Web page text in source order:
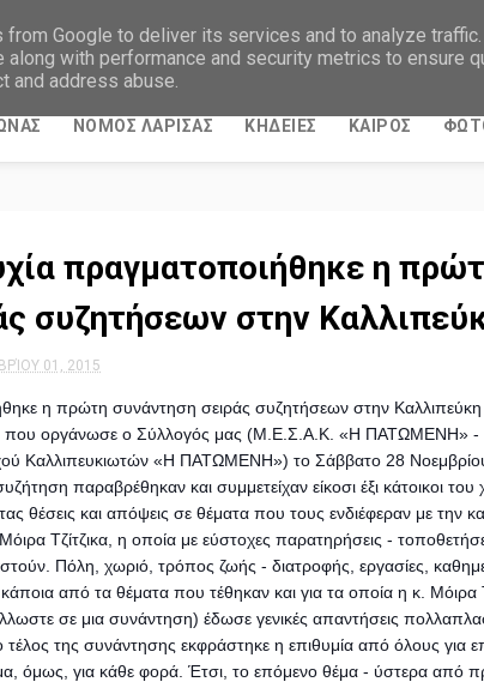
ΝΟΜΟΣ ΛΑΡΙΣΑΣ ΚΗΔΕΙΕΣ ΚΑΙΡΟΣ
πραγματοποιήθηκε η
συζητήσεων στην
01, 2015
η πρώτη συνάντηση σειράς συζητήσεων στην Καλλιπεύκη
που οργάνωσε ο Σύλλογός μας (Μ.Ε.Σ.Α.Κ. «Η ΠΑΤΩΜΕΝΗ» -
Καλλιπευκιωτών «Η ΠΑΤΩΜΕΝΗ») το Σάββατο 28
παραβρέθηκαν και συμμετείχαν είκοσι έξι κάτοικοι του
θέσεις και απόψεις σε θέματα που τους ενδιέφεραν με την
Τζίτζικα, η οποία με εύστοχες παρατηρήσεις -
Πόλη, χωριό, τρόπος ζωής - διατροφής, εργασίες,
από τα θέματα που τέθηκαν και για τα οποία η κ. Μόιρα
σε μια συνάντηση) έδωσε γενικές απαντήσεις
της συνάντησης εκφράστηκε η επιθυμία από όλους για
όμως, για κάθε φορά. Έτσι, το επόμενο θέμα - ύστερα από
Google to deliver its services and to analyze
along with performance and security metrics to ensure
and address abuse.